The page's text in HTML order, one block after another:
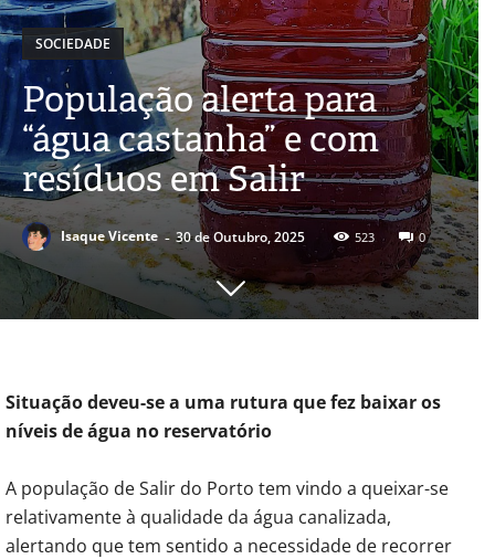
SOCIEDADE
População alerta para
“água castanha” e com
resíduos em Salir
Isaque Vicente - 30 de Outubro, 2025 523 0
Situação deveu-se a uma rutura que fez baixar os
níveis de água no reservatório
A população de Salir do Porto tem vindo a queixar-se
relativamente à qualidade da água canalizada,
alertando que tem sentido a necessidade de recorrer